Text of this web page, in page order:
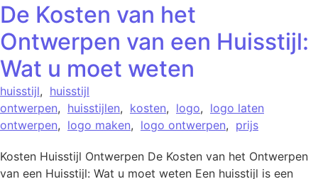
De Kosten van het
Ontwerpen van een Huisstijl:
Wat u moet weten
huisstijl, huisstijl
ontwerpen, huisstijlen, kosten, logo, logo laten
ontwerpen, logo maken, logo ontwerpen, prijs
Kosten Huisstijl Ontwerpen De Kosten van het Ontwerpen
van een Huisstijl: Wat u moet weten Een huisstijl is een